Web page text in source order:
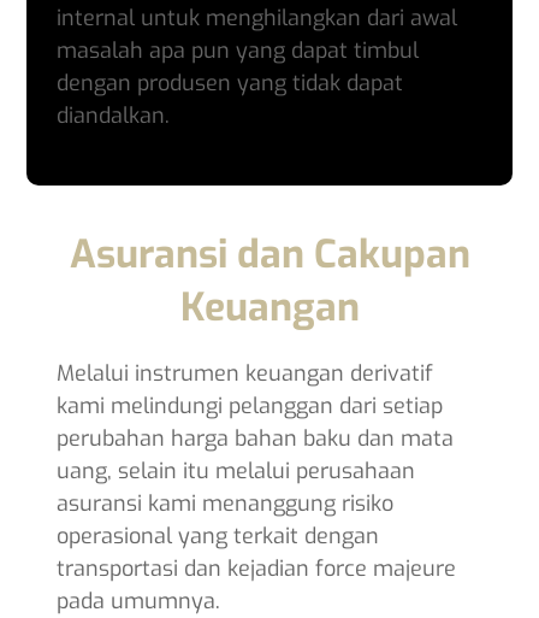
internal untuk menghilangkan dari awal
masalah apa pun yang dapat timbul
dengan produsen yang tidak dapat
diandalkan.
Asuransi dan Cakupan
Keuangan
Melalui instrumen keuangan derivatif
kami melindungi pelanggan dari setiap
perubahan harga bahan baku dan mata
uang, selain itu melalui perusahaan
asuransi kami menanggung risiko
operasional yang terkait dengan
transportasi dan kejadian force majeure
pada umumnya.